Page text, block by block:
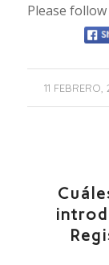
Please
11 FEBRERO,
/